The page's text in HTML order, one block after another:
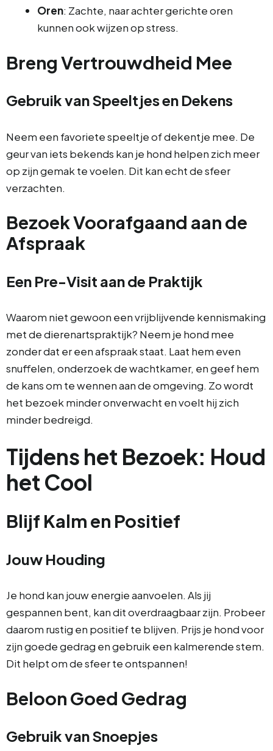
Oren: Zachte, naar achter gerichte oren
kunnen ook wijzen op stress.
Breng Vertrouwdheid Mee
Gebruik van Speeltjes en Dekens
Neem een favoriete speeltje of dekentje mee. De
geur van iets bekends kan je hond helpen zich meer
op zijn gemak te voelen. Dit kan echt de sfeer
verzachten.
Bezoek Voorafgaand aan de
Afspraak
Een Pre-Visit aan de Praktijk
Waarom niet gewoon een vrijblijvende kennismaking
met de dierenartspraktijk? Neem je hond mee
zonder dat er een afspraak staat. Laat hem even
snuffelen, onderzoek de wachtkamer, en geef hem
de kans om te wennen aan de omgeving. Zo wordt
het bezoek minder onverwacht en voelt hij zich
minder bedreigd.
Tijdens het Bezoek: Houd
het Cool
Blijf Kalm en Positief
Jouw Houding
Je hond kan jouw energie aanvoelen. Als jij
gespannen bent, kan dit overdraagbaar zijn. Probeer
daarom rustig en positief te blijven. Prijs je hond voor
zijn goede gedrag en gebruik een kalmerende stem.
Dit helpt om de sfeer te ontspannen!
Beloon Goed Gedrag
Gebruik van Snoepjes